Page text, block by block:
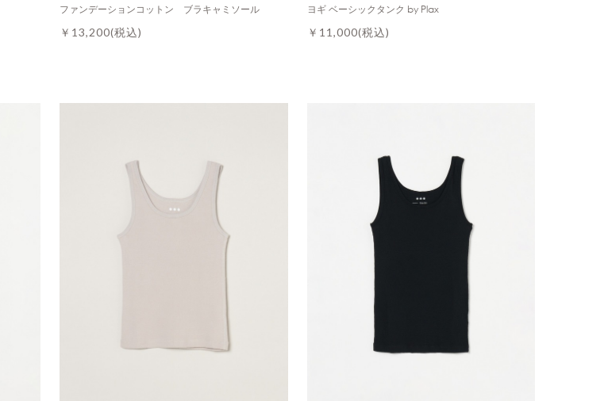
ファンデーションコットン ブラキャミソール
￥13,200(税込)
ヨギ ベーシックタンク by Plax
￥11,000(税込)